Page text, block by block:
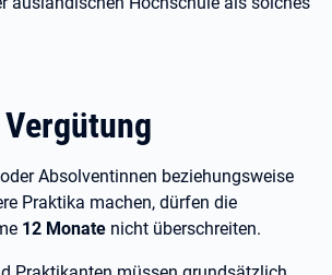
Absolventinnen beziehungsweise
Praktika machen, dürfen die
12 Monate nicht überschreiten.